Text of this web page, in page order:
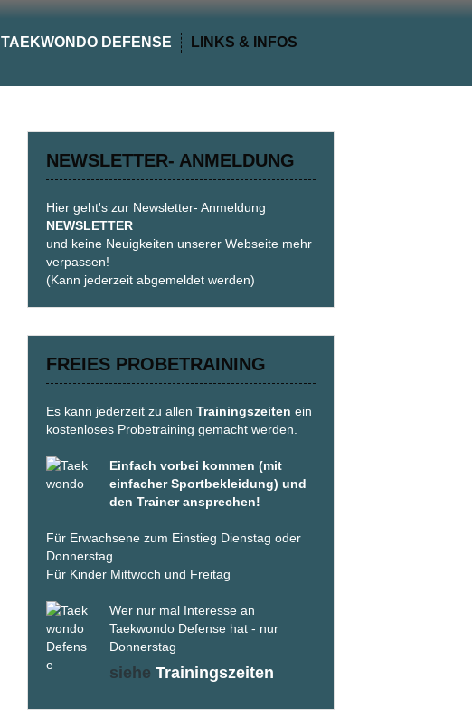
TAEKWONDO DEFENSE
LINKS & INFOS
NEWSLETTER- ANMELDUNG
Hier geht's zur Newsletter- Anmeldung
NEWSLETTER
und keine Neuigkeiten unserer Webseite mehr
verpassen!
(Kann jederzeit abgemeldet werden)
FREIES PROBETRAINING
Es kann jederzeit zu allen Trainingszeiten ein
kostenloses Probetraining gemacht werden.
Einfach vorbei kommen (mit
einfacher Sportbekleidung) und
den Trainer ansprechen!
Für Erwachsene zum Einstieg Dienstag oder
Donnerstag
Für Kinder Mittwoch und Freitag
Wer nur mal Interesse an
Taekwondo Defense hat - nur
Donnerstag
siehe Trainingszeiten